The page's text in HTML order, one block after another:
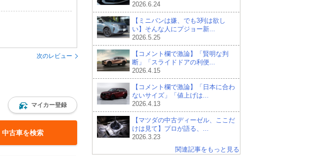
次のレビュー
マイカー登録
中古車を検索
2026.6.24
【ミニバンは嫌、でも3列は欲し
い】そんな人にプジョー新...
2026.5.25
【コメント欄で激論】「賢明な判
断」「スライドドアの利便...
2026.4.15
【コメント欄で激論】「日本に合わ
ないサイズ」「値上げは...
2026.4.13
【マツダの中古ディーゼル、ここだ
けは見て】プロが語る、...
2026.3.23
関連記事をもっと見る